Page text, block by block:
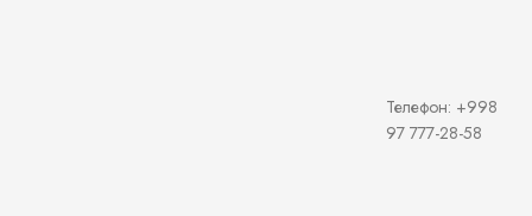
Телефон: +998
97 777-28-58